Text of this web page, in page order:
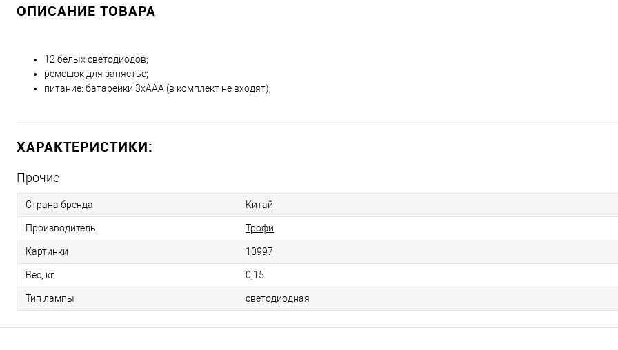
ОПИСАНИЕ ТОВАРА
12 белых светодиодов;
ремешок для запястье;
питание: батарейки 3xAAA (в комплект не входят);
ХАРАКТЕРИСТИКИ:
Прочие
Страна бренда Китай
Производитель Трофи
Картинки 10997
Вес, кг 0,15
Тип лампы светодиодная